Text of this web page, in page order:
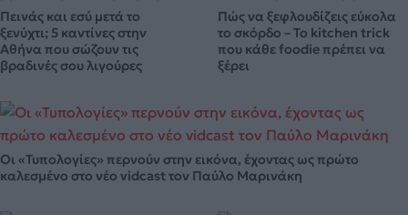
Πεινάς και εσύ μετά το
ξενύχτι; 5 καντίνες στην
Αθήνα που σώζουν τις
βραδινές σου λιγούρες
Πώς να ξεφλουδίζεις εύκολα
το σκόρδο – Το kitchen trick
που κάθε foodie πρέπει να
ξέρει
Οι «Τυπολογίες» περνούν στην εικόνα, έχοντας ως πρώτο
καλεσμένο στο νέο vidcast τον Παύλο Μαρινάκη